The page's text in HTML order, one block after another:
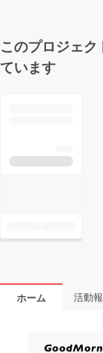
このプロジェ
ています
ホーム 活動